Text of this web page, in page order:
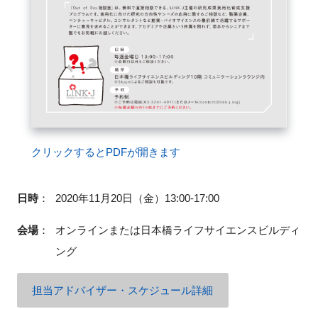
クリックするとPDFが開きます
日時： 2020年11月20日（金）13:00-17:00
会場：
オンラインまたは日本橋ライフサイエンスビルディ
ング
担当アドバイザー・スケジュール詳細